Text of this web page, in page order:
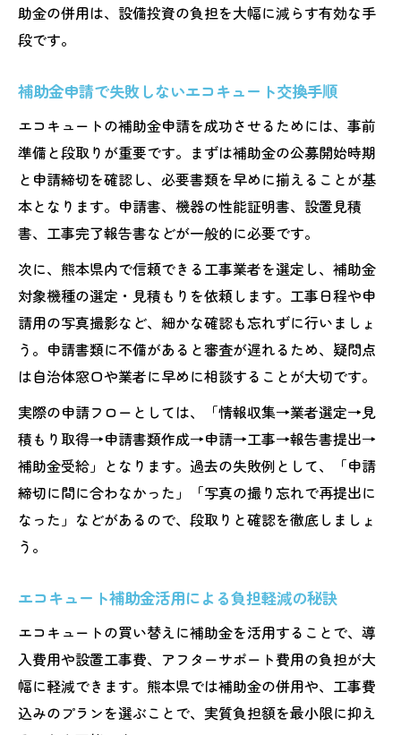
助金の併用は、設備投資の負担を大幅に減らす有効な手
段です。
補助金申請で失敗しないエコキュート交換手順
エコキュートの補助金申請を成功させるためには、事前
準備と段取りが重要です。まずは補助金の公募開始時期
と申請締切を確認し、必要書類を早めに揃えることが基
本となります。申請書、機器の性能証明書、設置見積
書、工事完了報告書などが一般的に必要です。
次に、熊本県内で信頼できる工事業者を選定し、補助金
対象機種の選定・見積もりを依頼します。工事日程や申
請用の写真撮影など、細かな確認も忘れずに行いましょ
う。申請書類に不備があると審査が遅れるため、疑問点
は自治体窓口や業者に早めに相談することが大切です。
実際の申請フローとしては、「情報収集→業者選定→見
積もり取得→申請書類作成→申請→工事→報告書提出→
補助金受給」となります。過去の失敗例として、「申請
締切に間に合わなかった」「写真の撮り忘れで再提出に
なった」などがあるので、段取りと確認を徹底しましょ
う。
エコキュート補助金活用による負担軽減の秘訣
エコキュートの買い替えに補助金を活用することで、導
入費用や設置工事費、アフターサポート費用の負担が大
幅に軽減できます。熊本県では補助金の併用や、工事費
込みのプランを選ぶことで、実質負担額を最小限に抑え